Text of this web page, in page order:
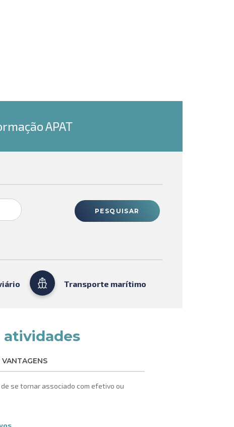
APAT
PESQUISAR
Transporte marítimo
atividades
VANTAGENS
se tornar associado com efetivo ou